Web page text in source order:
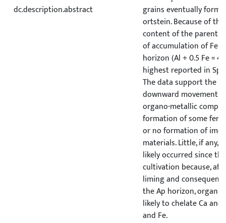
dc.description.abstract
grains eventually
ortstein. Because of
content of the parent
of accumulation of Fe
horizon (Al + 0.5 Fe =
highest reported in
The data support the
downward movement
organo-metallic
formation of some
or no formation of
materials. Little, if any,
likely occurred since
cultivation because,
liming and consequent
the Ap horizon,
likely to chelate Ca
and Fe.